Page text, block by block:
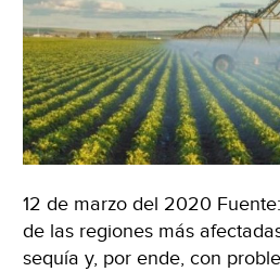
12 de marzo del 2020
de las regiones más
sequía y, por ende, con